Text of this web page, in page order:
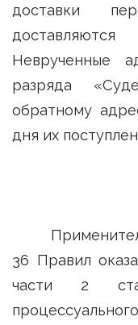
доставки
Неврученные
разряда
обратному
дня их
36 Правил
части 2